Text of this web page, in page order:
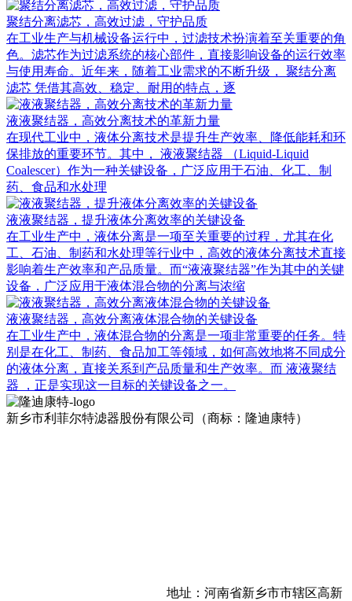
聚结分离滤芯，高效过滤，守护品质
在工业生产与机械设备运行中，过滤技术扮演着至关重要的角
色。滤芯作为过滤系统的核心部件，直接影响设备的运行效率
与使用寿命。近年来，随着工业需求的不断升级， 聚结分离
滤芯 凭借其高效、稳定、耐用的特点，逐
液液聚结器，高效分离技术的革新力量
在现代工业中，液体分离技术是提升生产效率、降低能耗和环
保排放的重要环节。其中， 液液聚结器 （Liquid-Liquid
Coalescer）作为一种关键设备，广泛应用于石油、化工、制
药、食品和水处理
液液聚结器，提升液体分离效率的关键设备
在工业生产中，液体分离是一项至关重要的过程，尤其在化
工、石油、制药和水处理等行业中，高效的液体分离技术直接
影响着生产效率和产品质量。而“液液聚结器”作为其中的关键
设备，广泛应用于液体混合物的分离与浓缩
液液聚结器，高效分离液体混合物的关键设备
在工业生产中，液体混合物的分离是一项非常重要的任务。特
别是在化工、制药、食品加工等领域，如何高效地将不同成分
的液体分离，直接关系到产品质量和生产效率。而 液液聚结
器 ，正是实现这一目标的关键设备之一。
新乡市利菲尔特滤器股份有限公司（商标：隆迪康特）
地址：河南省新乡市市辖区高新